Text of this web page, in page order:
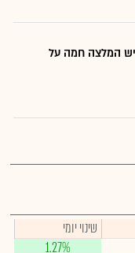
יש המלצה חמה על
שינוי יומי
1.27%